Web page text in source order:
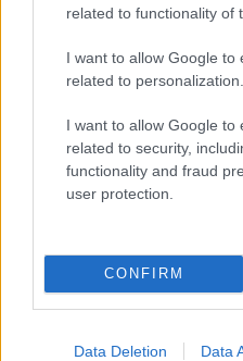
related to functionality of
I want to allow Google to
related to personalization.
I want to allow Google to
related to security,
functionality and fraud
user protection.
CONFIRM
Data Deletion Data
18·07·2026 21:14
Συλλογική ηγεσία στον
Επιτροπής